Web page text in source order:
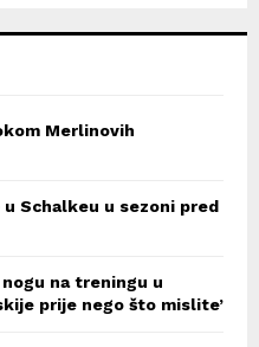
Merlinovih
Schalkeu u sezoni pred
na treningu u
prije nego što mislite’